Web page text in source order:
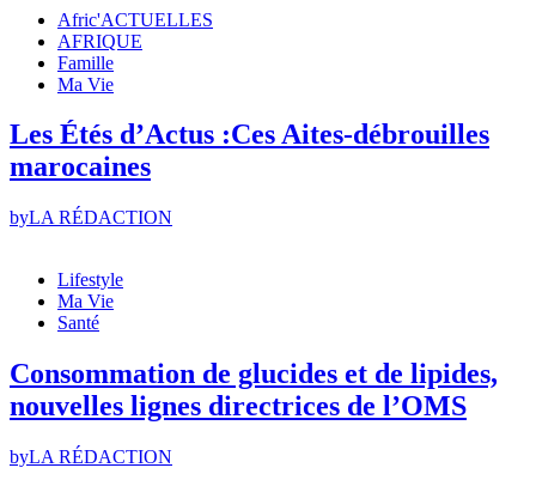
Afric'ACTUELLES
AFRIQUE
Famille
Ma Vie
Les Étés d’Actus :Ces Aites-débrouilles
marocaines
byLA RÉDACTION
Lifestyle
Ma Vie
Santé
Consommation de glucides et de lipides,
nouvelles lignes directrices de l’OMS
byLA RÉDACTION